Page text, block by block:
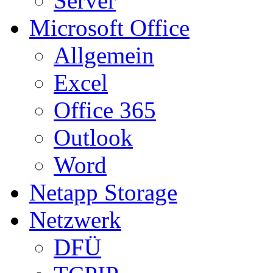
Microsoft Office
Allgemein
Excel
Office 365
Outlook
Word
Netapp Storage
Netzwerk
DFÜ